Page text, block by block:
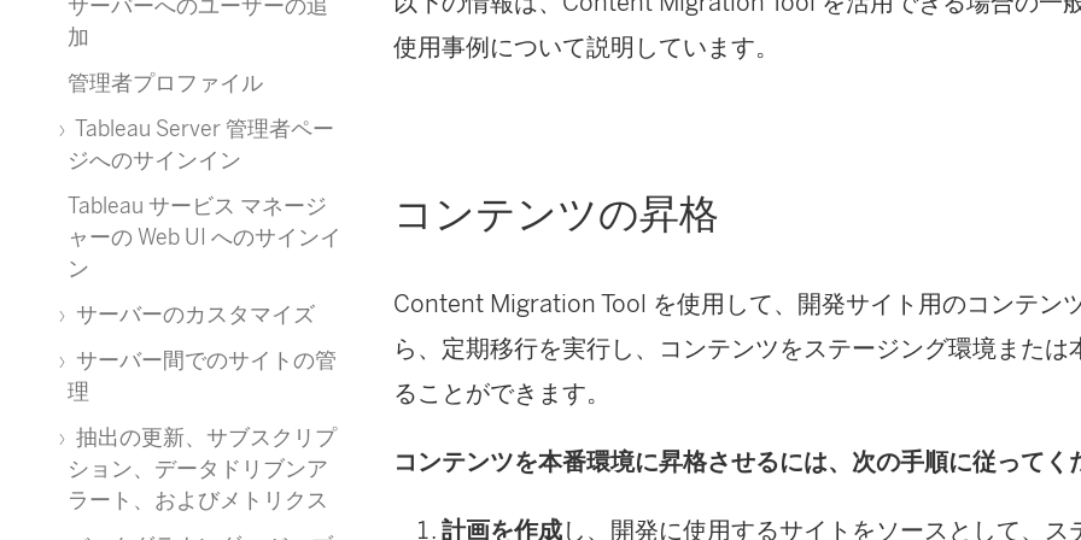
サーバーへのユーザーの追
加
管理者プロファイル
Tableau Server 管理者ペー
ジへのサインイン
Tableau サービス マネージ
ャーの Web UI へのサインイ
ン
サーバーのカスタマイズ
サーバー間でのサイトの管
理
抽出の更新、サブスクリプ
ション、データドリブンア
ラート、およびメトリクス
使用事例について説明しています。
コンテンツの昇格
Content Migration Tool を使用して、開発サイト用のコンテン
ら、定期移行を実行し、コンテンツをステージング環境または
ることができます。
コンテンツを本番環境に昇格させるには、次の手順に従ってく
計画を作成し、開発に使用するサイトをソースとして、ス